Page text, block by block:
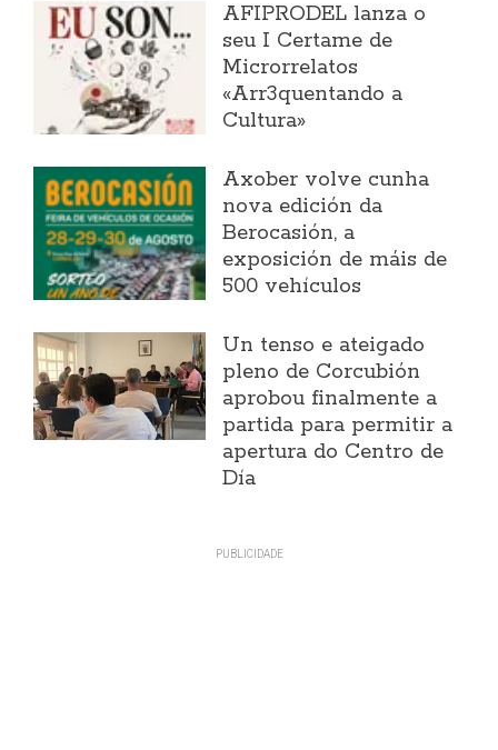
AFIPRODEL lanza o
seu I Certame de
Microrrelatos
«Arr3quentando a
Cultura»
Axober volve cunha
nova edición da
Berocasión, a
exposición de máis de
500 vehículos
Un tenso e ateigado
pleno de Corcubión
aprobou finalmente a
partida para permitir a
apertura do Centro de
Día